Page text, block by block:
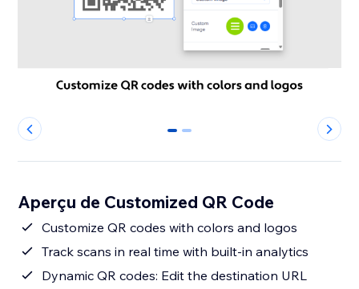
0 1
Aperçu de Customized QR Code
Customize QR codes with colors and logos
Track scans in real time with built-in analytics
Dynamic QR codes: Edit the destination URL